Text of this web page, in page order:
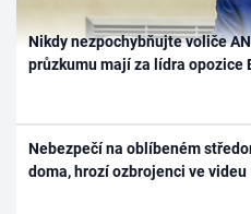
Nikdy nezpochybňujte voliče
průzkumu mají za lídra opozice
Nebezpečí na oblíbeném
doma, hrozí ozbrojenci ve videu